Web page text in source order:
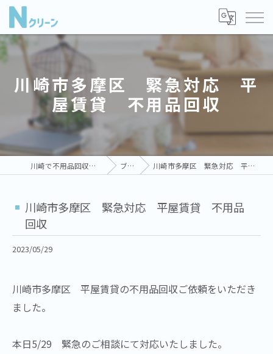
川崎市多摩区 緊急対応 平
屋賃貸 不用品回収
川崎で不用品回収ならNクリーン ブログ 川崎市多摩区 緊急対応 平屋賃貸 不用品回収
川崎市多摩区 緊急対応 平屋賃貸 不用品
回収
2023/05/29
川崎市多摩区 平屋賃貸の不用品回収ご依頼をいただき
ました。
本日5/29 緊急のご相談にて対応いたしました。